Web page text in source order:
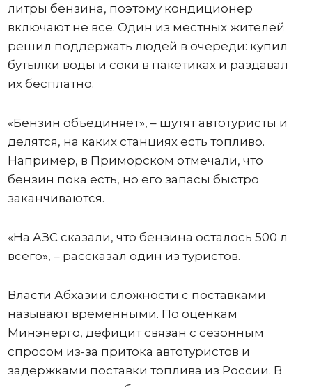
литры бензина, поэтому кондиционер
включают не все. Один из местных жителей
решил поддержать людей в очереди: купил
бутылки воды и соки в пакетиках и раздавал
их бесплатно.
«Бензин объединяет», – шутят автотуристы и
делятся, на каких станциях есть топливо.
Например, в Приморском отмечали, что
бензин пока есть, но его запасы быстро
заканчиваются.
«На АЗС сказали, что бензина осталось 500 л
всего», – рассказал один из туристов.
Власти Абхазии сложности с поставками
называют временными. По оценкам
Минэнерго, дефицит связан с сезонным
спросом из-за притока автотуристов и
задержками поставки топлива из России. В